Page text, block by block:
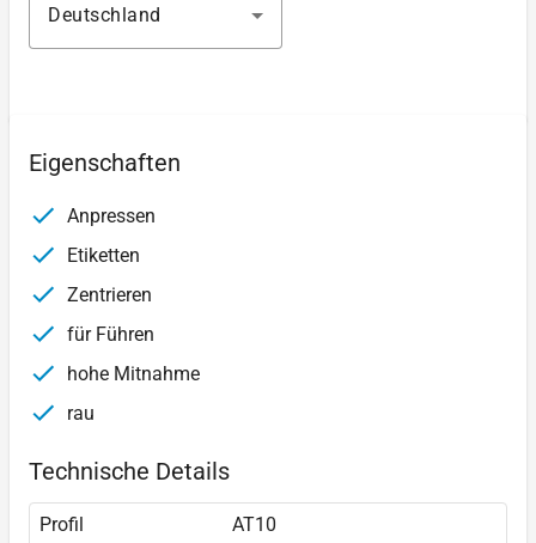
Deutschland
Eigenschaften
Anpressen
Etiketten
Zentrieren
für Führen
hohe Mitnahme
rau
Technische Details
Profil
AT10